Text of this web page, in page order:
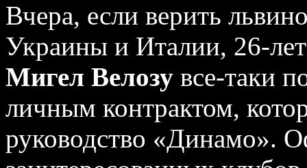
Вчера, если верить
Украины и Италии, 26-
Мигел Велозу все-таки
личным контрактом,
руководство «Динамо».